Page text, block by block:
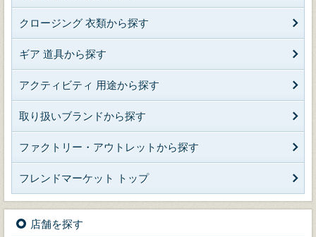
クロージング 衣類から探す
ギア 道具から探す
アクティビティ 用途から探す
取り扱いブランドから探す
ファクトリー・アウトレットから探す
フレンドマーケット トップ
店舗を探す